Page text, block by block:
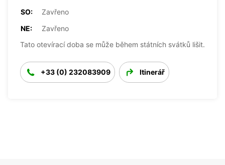
SO:
Zavřeno
NE:
Zavřeno
Tato otevírací doba se může během státních svátků lišit.
+33 (0) 232083909 Itinerář